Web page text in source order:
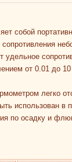
собой
удельное
от 0.01 до
легко
использован
по осадку и